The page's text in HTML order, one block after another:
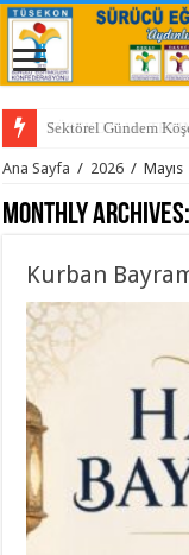
TÜSEKON’dan
Ana Sayfa / 2026 / Mayıs
Monthly Archives:
Kurban